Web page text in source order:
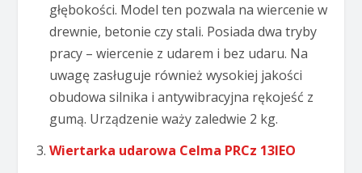
głębokości. Model ten pozwala na wiercenie w
drewnie, betonie czy stali. Posiada dwa tryby
pracy – wiercenie z udarem i bez udaru. Na
uwagę zasługuje również wysokiej jakości
obudowa silnika i antywibracyjna rękojeść z
gumą. Urządzenie waży zaledwie 2 kg.
Wiertarka udarowa Celma PRCz 13IEO